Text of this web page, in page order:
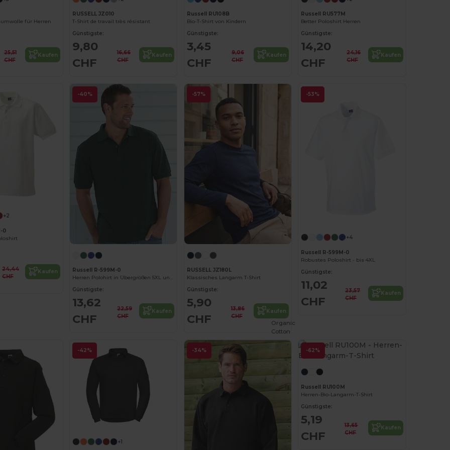
für Herren
25,51
CHF
Kaufen
RUSSELL JZ010
T-Shirt de travail très résistant
Günstigste:
9,80
CHF
16,66
CHF
Kaufen
Russell RU108B
Bio-T-Shirt von Kindern
Günstigste:
3,45
CHF
9,06
CHF
Kaufen
Russell RU577M
Better Poloshirt Herren
Günstigste:
14,20
CHF
24,16
CHF
Kaufen
+2
0
24,44
CHF
Kaufen
-40%
Russell R-599M-0
Herren Polohirt in Übergrößen 5XL und 6XL
Günstigste:
13,62
CHF
22,59
CHF
Kaufen
-57%
RUSSELL JZ180L
Klassisches Langarm T-Shirt
Günstigste:
5,90
CHF
13,86
CHF
Kaufen
-53%
+4
Russell R-599M-0
Robustes Poloshirt - bis 4XL
Günstigste:
11,02
CHF
23,57
CHF
Kaufen
-42%
+1
-34% -62%
Organic
Cotton
Russell RU100M
Herren-Bio-Langarm-T-Shirt
Günstigste:
5,19
CHF
13,65
CHF
Kaufen